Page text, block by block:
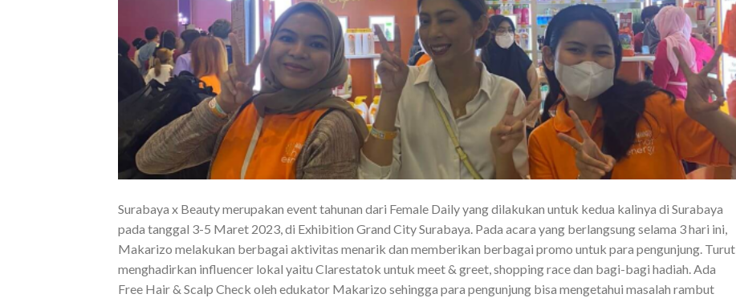
Surabaya x Beauty merupakan event tahunan dari Female Daily yang dilakukan untuk kedua kalinya di Surabaya
pada tanggal 3-5 Maret 2023, di Exhibition Grand City Surabaya. Pada acara yang berlangsung selama 3 hari ini,
Makarizo melakukan berbagai aktivitas menarik dan memberikan berbagai promo untuk para pengunjung. Turut
menghadirkan influencer lokal yaitu Clarestatok untuk meet & greet, shopping race dan bagi-bagi hadiah. Ada
Free Hair & Scalp Check oleh edukator Makarizo sehingga para pengunjung bisa mengetahui masalah rambut